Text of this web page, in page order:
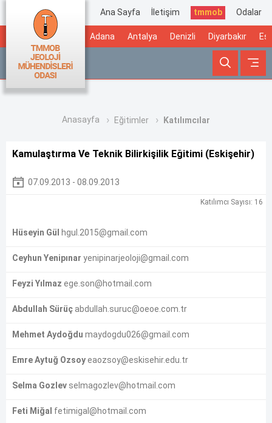
Ana Sayfa İletişim tmmob Odalar
Adana Antalya Denizli Diyarbakır
Anasayfa Eğitimler Katılımcılar
Kamulaştırma Ve Teknik Bilirkişilik Eğitimi (Eskişehir)
07.09.2013 - 08.09.2013
Katılımcı Sayısı: 16
Hüseyin Gül hgul.2015@gmail.com
Ceyhun Yenipınar yenipinarjeoloji@gmail.com
Feyzi Yılmaz ege.son@hotmail.com
Abdullah Sürüç abdullah.suruc@oeoe.com.tr
Mehmet Aydoğdu maydogdu026@gmail.com
Emre Aytuğ Ozsoyeaozsoy@eskisehir.edu.tr
Selma Gozlev selmagozlev@hotmail.com
Feti Miğal fetimigal@hotmail.com